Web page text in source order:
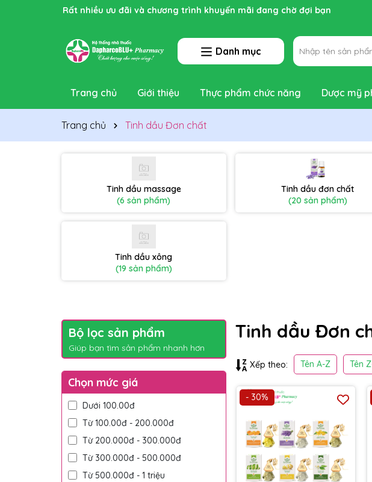
Rất nhiều ưu đãi và chương trình khuyến mãi đang chờ đợi bạn
Danh mục
Trang chủ Giới thiệu Thực phẩm chức năng Dược mỹ
Trang chủ Tinh dầu Đơn chất
Tinh dầu massage
(6 sản phẩm)
Tinh dầu đơn chất
(20 sản phẩm)
Tinh dầu xông
(19 sản phẩm)
Bộ lọc sản phẩm
Giúp bạn tìm sản phẩm nhanh hơn
Chọn mức giá
Dưới 100.00đ
Từ 100.00đ - 200.000đ
Từ 200.000đ - 300.000đ
Từ 300.000đ - 500.000đ
Từ 500.000đ - 1 triệu
Tinh dầu Đơn
Xếp theo: Tên A-Z Tên
- 30%